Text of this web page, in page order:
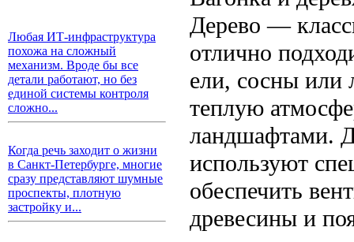
Любая ИТ-инфраструктура
похожа на сложный
механизм. Вроде бы все
детали работают, но без
единой системы контроля
сложно...
Когда речь заходит о жизни
в Санкт-Петербурге, многие
сразу представляют шумные
проспекты, плотную
застройку и...
Дерево —
отлично
ели, сосны или
теплую
ландшафтами.
используют
обеспечить
древесины и